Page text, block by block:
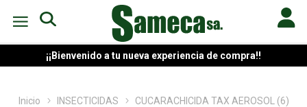
¡¡Bienvenido a tu nueva experiencia de compra!!
Inicio INSECTICIDAS CUCARACHICIDA TAX AEROSOL (6)